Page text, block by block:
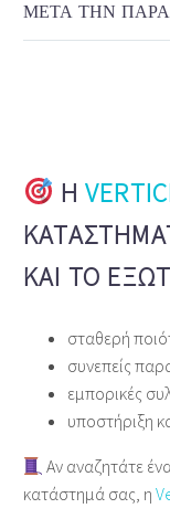
ΜΕΤΆ ΤΗΝ
Η
ΚΑΙ ΤΟ
σταθερή
συνεπείς
εμπορικές
υποστήριξη
Αν αναζητάτε
κατάστημά σας, η